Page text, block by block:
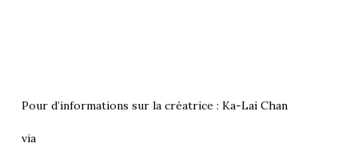
Pour d’informations sur la créatrice : Ka-Lai Chan
via